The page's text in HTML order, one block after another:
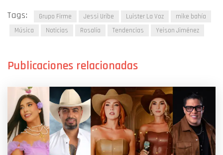
Tags: Grupo Firme Jessi Uribe Luister La Voz
mike bahía
Música
Noticias Rosalía Tendencias Yeison Jiménez